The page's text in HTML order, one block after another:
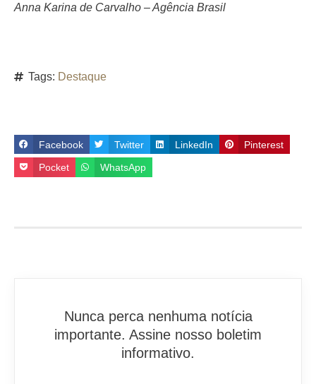
Anna Karina de Carvalho – Agência Brasil
Tags: Destaque
Facebook Twitter LinkedIn Pinterest
Pocket WhatsApp
Nunca perca nenhuma notícia
importante. Assine nosso boletim
informativo.